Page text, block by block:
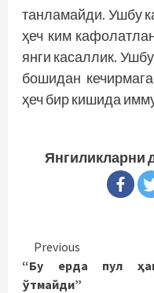
танламайди. Ушбу
ҳеч ким
янги касаллик.
бошидан
ҳеч бир кишида
Янгиликларни
Continue
Reading
Previous
“Бу ерда пул
ўтмайди”